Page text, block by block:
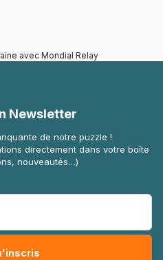
avec Mondial Relay
Newsletter
de notre puzzle !
directement dans votre boîte
nouveautés…)